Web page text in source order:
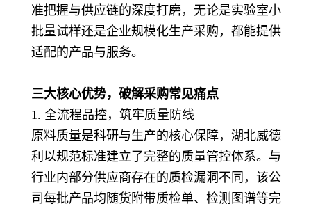
准把握与供应链的深度打磨，无论是实验室小
批量试样还是企业规模化生产采购，都能提供
适配的产品与服务。
三大核心优势，破解采购常见痛点
1. 全流程品控，筑牢质量防线
原料质量是科研与生产的核心保障，湖北威德
利以规范标准建立了完整的质量管控体系。与
行业内部分供应商存在的质检漏洞不同，该公
司每批产品均随货附带质检单、检测图谱等完